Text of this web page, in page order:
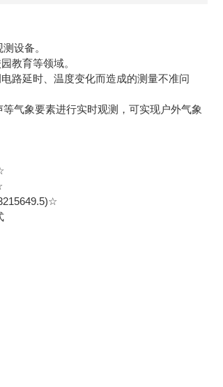
设备。
教育等领域。
路延时、温度变化而造成的测量不准问
气象要素进行实时观测，可实现户外气象